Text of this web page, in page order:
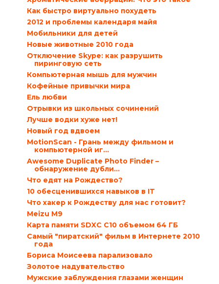
Как быстро виртуально похудеть
2012 и проблемы календаря майя
Мобильники для детей
Новые животные 2010 года
Отключение Skype: как разрушить
пиринговую сеть
Компьютерная мышь для мужчин
Кофейные привычки мира
Ель любви
Отрывки из школьных сочинений
Лучше водки хуже нет!
Новый год вдвоем
MotionScan - Грань между фильмом и
компьютерной иг...
Awesome Duplicate Photo Finder –
обнаружение дубли...
Что едят на Рождество?
10 обесценившихся навыков в IT
Что хакер к Рождеству для нас готовит?
Meizu M9
Карта памяти SDXC C10 объемом 64 ГБ
Самый "пиратский" фильм в Интернете 2010
года
Бориса Моисеева парализовало
Золотое надувательство
Мужские заблуждения глазами женщин